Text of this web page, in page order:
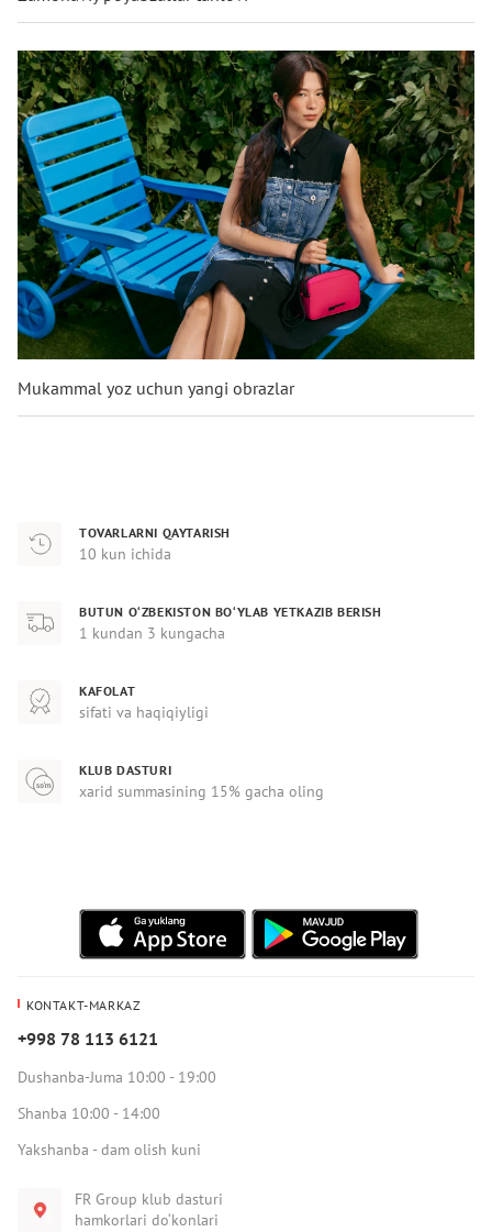
Mukammal yoz uchun yangi obrazlar
TOVARLARNI QAYTARISH
10 kun ichida
BUTUN O‘ZBEKISTON BO‘YLAB YETKAZIB BERISH
1 kundan 3 kungacha
KAFOLAT
sifati va haqiqiyligi
KLUB DASTURI
xarid summasining 15% gacha oling
KONTAKT-MARKAZ
+998 78 113 6121
Dushanba-Juma 10:00 - 19:00
Shanba 10:00 - 14:00
Yakshanba - dam olish kuni
FR Group klub dasturi
hamkorlari do‘konlari